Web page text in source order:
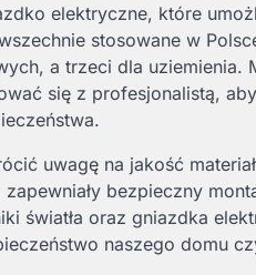
elektryczne, które
stosowane w
a trzeci dla uziemienia.
się z profesjonalistą,
uwagę na jakość
bezpieczny
światła oraz gniazdka
naszego domu